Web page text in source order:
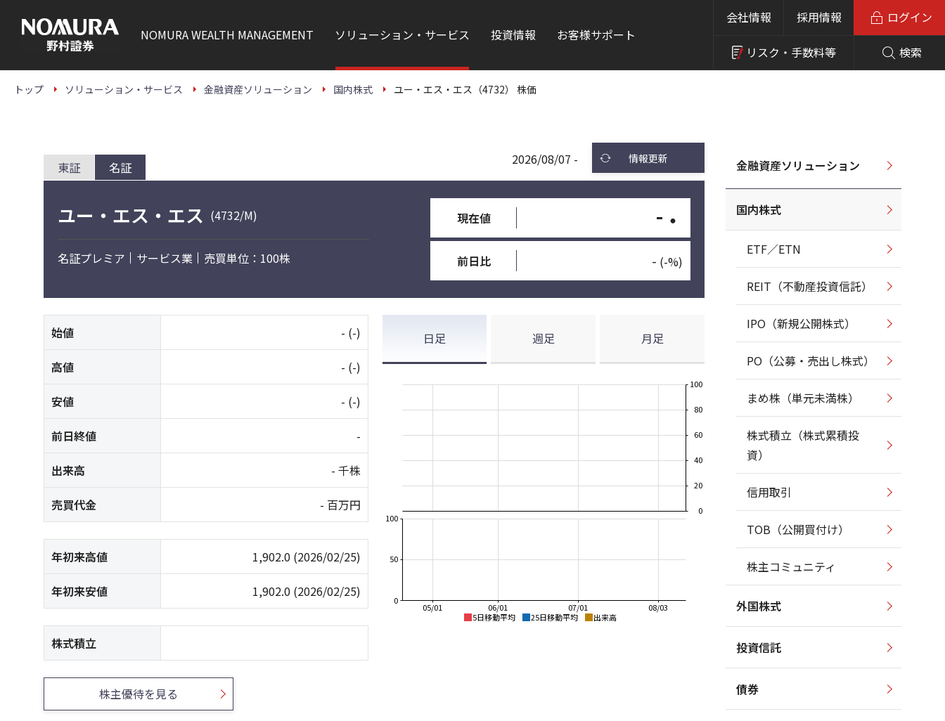
本
NOMURAWEALTH MANAGEMENT ソリューション・サービス 投資情報 お客様サポート
会社情報 採用情報
リスク・ 手数料等 検索
ログイン
トップ ソリューション・サービス 金融資産ソリューション 国内株式 ユー・エス・エス（4732） 株価
東証 名証 2026/08/07 - 情報更新
ユー・エス・エス (4732/M)
名証プレミア サービス業 売買単位：100株
現在値 - ・
前日比 - (-%)
始値 - (-)
高値 - (-)
安値 - (-)
前日終値 -
出来高 - 千株
売買代金 - 百万円
年初来高値 1,902.0 (2026/02/25)
年初来安値 1,902.0 (2026/02/25)
株式積立
日足 週足 月足
5日移動平均 25日移動平均 出来高
08/03
07/01
06/01
05/01
0
20
40
60
80
100
0
50
100
株主優待を見る
金融資産ソリューション
国内株式
ETF／ETN
REIT（不動産投資信託）
IPO（新規公開株式）
PO（公募・売出し株式）
まめ株（単元未満株）
株式積立（株式累積投
資）
信用取引
TOB（公開買付け）
株主コミュニティ
外国株式
投資信託
債券